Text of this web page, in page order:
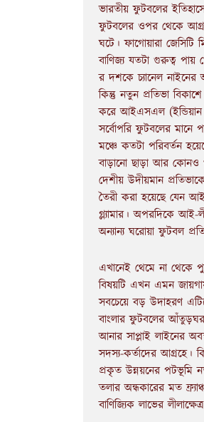
ভারতীয় ফুটবলের
ফুটবলের ওপর থেকে
ঘটে। ফাগোয়ারা জেসিটি
বাণিজ্য যতটা গুরুত্ব পায়
র দশকে চ্যানেল নাইনের
কিন্তু নতুন প্রতিভা
করে আইএসএল
সর্বোপরি ফুটবলের মানে
মঞ্চে কতটা পরিবর্তন
বাড়ানো ছাড়া আর কোনও
দেশীয় উদীয়মান
তৈরী করা হয়েছে যেন
গ্ল্যামার। অপরদিকে আই-
অন্যান্য ঘরোয়া ফুটবল
এখানেই থেমে না থেকে
বিষয়টি এখন এমন
সবচেয়ে বড় উদাহরণ
বাংলার ফুটবলের আঁতুড়ঘর
আনার সাপ্লাই লাইনের
সদস্য-কর্তাদের আগ্রহে।
প্রকৃত উন্নয়নের পটভূমি
তলার অন্ধকারের মত
বাণিজ্যিক লাভের